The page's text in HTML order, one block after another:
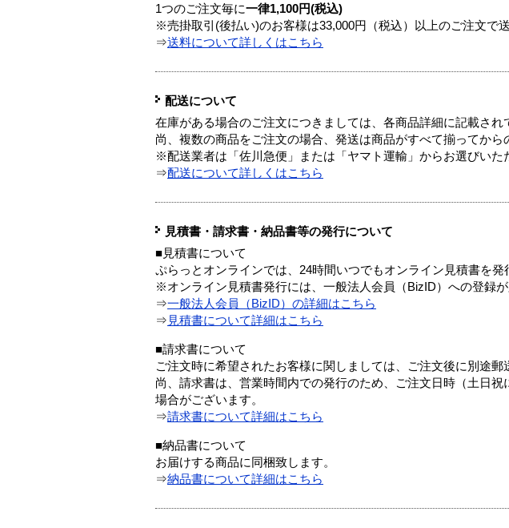
1つのご注文毎に一律1,100円(税込)
※売掛取引(後払い)のお客様は33,000円（税込）以上のご注文で
⇒送料について詳しくはこちら
配送について
在庫がある場合のご注文につきましては、各商品詳細に記載され
尚、複数の商品をご注文の場合、発送は商品がすべて揃ってから
※配送業者は「佐川急便」または「ヤマト運輸」からお選びいた
⇒配送について詳しくはこちら
見積書・請求書・納品書等の発行について
■見積書について
ぷらっとオンラインでは、24時間いつでもオンライン見積書を発
※オンライン見積書発行には、一般法人会員（BizID）への登録が
⇒一般法人会員（BizID）の詳細はこちら
⇒ 見積書について詳細はこちら
■請求書について
ご注文時に希望されたお客様に関しましては、ご注文後に別途郵
尚、請求書は、営業時間内での発行のため、ご注文日時（土日
場合がございます。
⇒請求書について詳細はこちら
■納品書について
お届けする商品に同梱致します。
⇒納品書について詳細はこちら